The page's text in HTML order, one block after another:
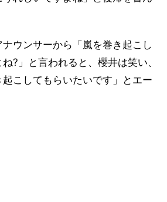
ウンサーから「嵐を巻き起こし
?」と言われると、櫻井は笑い、
起こしてもらいたいです」とエー